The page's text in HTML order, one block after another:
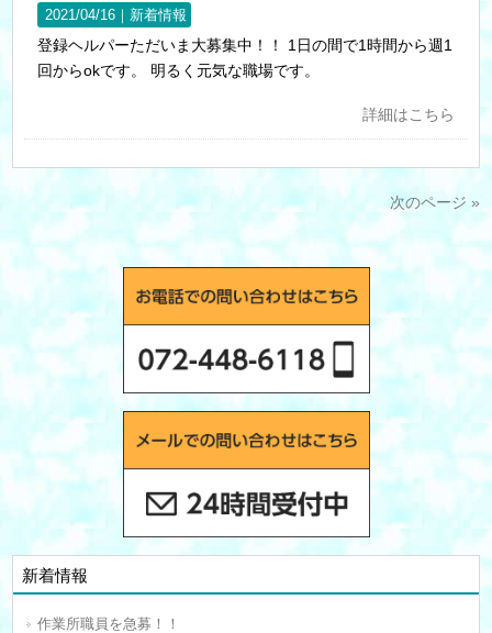
2021/04/16｜ 新着情報
登録ヘルパーただいま大募集中！！ 1日の間で1時間から週1
回からokです。 明るく元気な職場です。
詳細はこちら
次のページ »
新着情報
作業所職員を急募！！